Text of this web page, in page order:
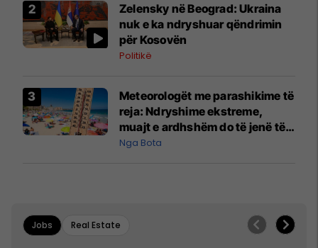
Zelensky në Beograd: Ukraina
nuk e ka ndryshuar qëndrimin
për Kosovën
Politikë
Meteorologët me parashikime të
reja: Ndryshime ekstreme,
muajt e ardhshëm do të jenë të
pazakontë
Nga Bota
Jobs Real Estate